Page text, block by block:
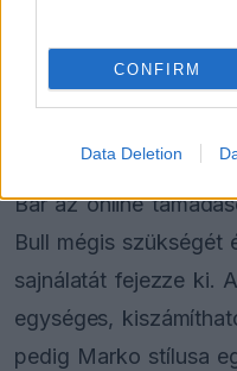
CONFIRM
Data Deletion
Ez a hozzáállás nem
tetszését a csapaton
hogy Kimi Antonelli
Bár az online
Bull mégis szükségét
sajnálatát fejezze ki.
egységes,
pedig Marko stílusa